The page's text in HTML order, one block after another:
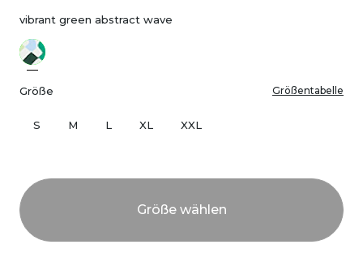
vibrant green abstract wave
Größe Größentabelle
S M L XL XXL